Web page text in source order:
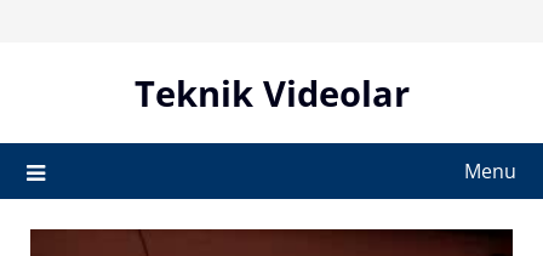
Teknik Videolar
Menu